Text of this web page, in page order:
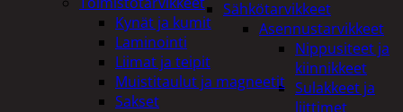
Sähkötarvikkeet
Asennustarvikkeet
Nippusiteet ja
kiinnikkeet
Sulakkeet ja
liittimet
Kynät ja kumit
Laminointi
Liimat ja teipit
Muistitaulut ja magneetit
Sakset